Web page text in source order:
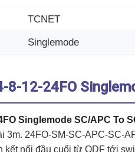
TCNET
Singlemode
8-12-24FO
Singlemode SC/APC To
3m. 24FO-SM-SC-APC-SC-
kết nối đầu cuối từ ODF tới